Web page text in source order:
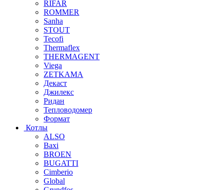
RIFAR
ROMMER
Sanha
STOUT
Tecofi
Thermaflex
THERMAGENT
Viega
ZETKAMA
Декаст
Джилекс
Ридан
Тепловодомер
Формат
Котлы
ALSO
Baxi
BROEN
BUGATTI
Cimberio
Global